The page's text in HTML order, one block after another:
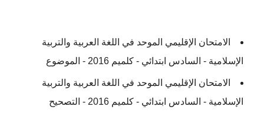
الامتحان الإقليمي الموحد في اللغة العربية والتربية
الإسلامية - السادس ابتدائي - كلميم 2016 - الموضوع
الامتحان الإقليمي الموحد في اللغة العربية والتربية
الإسلامية - السادس ابتدائي - كلميم 2016 - التصحيح